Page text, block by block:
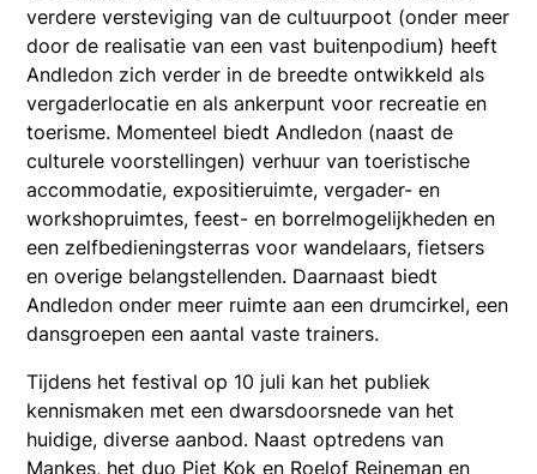
verdere versteviging van de cultuurpoot (onder meer
door de realisatie van een vast buitenpodium) heeft
Andledon zich verder in de breedte ontwikkeld als
vergaderlocatie en als ankerpunt voor recreatie en
toerisme. Momenteel biedt Andledon (naast de
culturele voorstellingen) verhuur van toeristische
accommodatie, expositieruimte, vergader- en
workshopruimtes, feest- en borrelmogelijkheden en
een zelfbedieningsterras voor wandelaars, fietsers
en overige belangstellenden. Daarnaast biedt
Andledon onder meer ruimte aan een drumcirkel, een
dansgroepen een aantal vaste trainers.
Tijdens het festival op 10 juli kan het publiek
kennismaken met een dwarsdoorsnede van het
huidige, diverse aanbod. Naast optredens van
Mankes, het duo Piet Kok en Roelof Reineman en